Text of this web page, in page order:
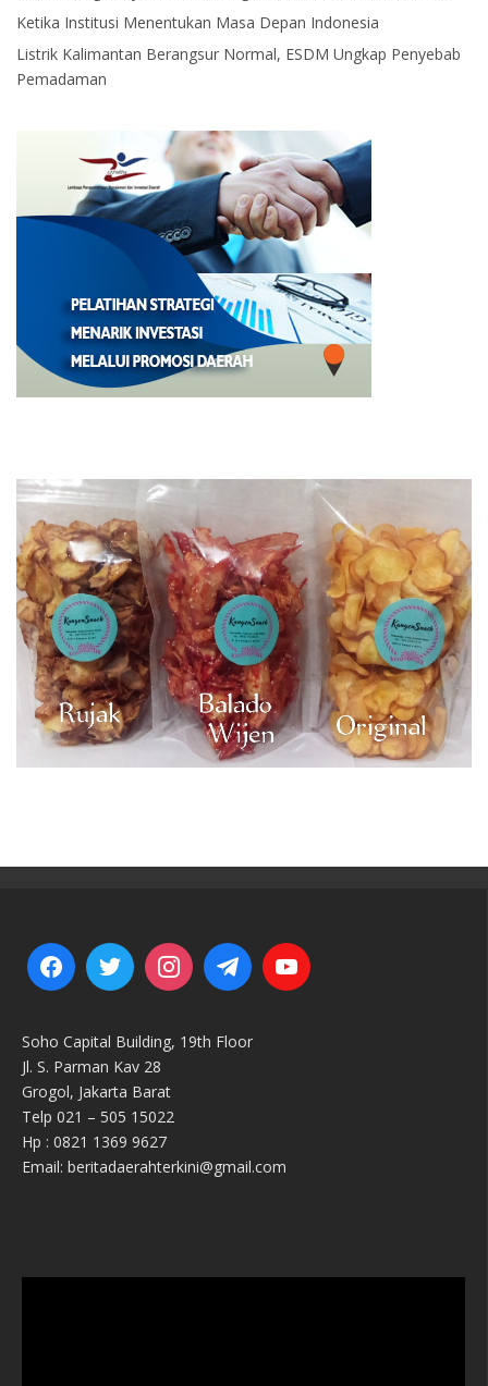
Ketika Institusi Menentukan Masa Depan Indonesia
Listrik Kalimantan Berangsur Normal, ESDM Ungkap Penyebab
Pemadaman
Soho Capital Building, 19th Floor
Jl. S. Parman Kav 28
Grogol, Jakarta Barat
Telp 021 – 505 15022
Hp : 0821 1369 9627
Email: beritadaerahterkini@gmail.com